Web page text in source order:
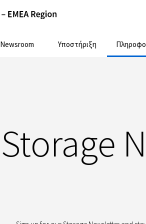
Newsroom Υποστήριξη
Storage